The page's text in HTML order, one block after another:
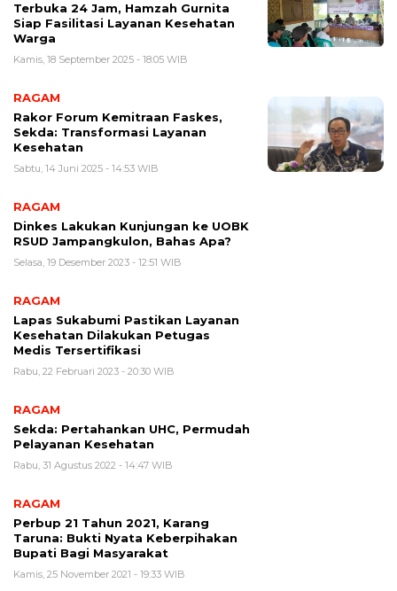
Terbuka 24 Jam, Hamzah Gurnita
Siap Fasilitasi Layanan Kesehatan
Warga
Kamis, 18 September 2025 - 18:05 WIB
RAGAM
Rakor Forum Kemitraan Faskes,
Sekda: Transformasi Layanan
Kesehatan
Sabtu, 14 Juni 2025 - 14:53 WIB
RAGAM
Dinkes Lakukan Kunjungan ke UOBK
RSUD Jampangkulon, Bahas Apa?
Selasa, 19 Desember 2023 - 12:51 WIB
RAGAM
Lapas Sukabumi Pastikan Layanan
Kesehatan Dilakukan Petugas
Medis Tersertifikasi
Rabu, 22 Februari 2023 - 20:30 WIB
RAGAM
Sekda: Pertahankan UHC, Permudah
Pelayanan Kesehatan
Rabu, 31 Agustus 2022 - 14:47 WIB
RAGAM
Perbup 21 Tahun 2021, Karang
Taruna: Bukti Nyata Keberpihakan
Bupati Bagi Masyarakat
Kamis, 25 November 2021 - 19:33 WIB